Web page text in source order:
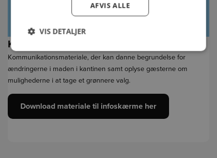
Kommunikation til gæsterne
Kommunikationsmateriale, der kan danne begrundelse for
ændringerne i maden i kantinen samt oplyse gæsterne om
mulighederne i at tage et grønnere valg.
Download materiale til infoskærme her
AFVIS ALLE
VIS DETALJER